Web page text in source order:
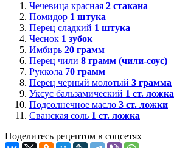
Чечевица красная 2 стакана
Помидор 1 штука
Перец сладкий 1 штука
Чеснок 1 зубок
Имбирь 20 грамм
Перец чили 8 грамм (чили-соус)
Руккола 70 грамм
Перец черный молотый 3 грамма
Уксус бальзамический 1 ст. ложка
Подсолнечное масло 3 ст. ложки
Сванская соль 1 ст. ложка
Поделитесь рецептом в соцсетях